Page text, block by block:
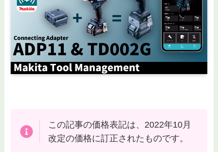
この記事の価格表記は、2022年10月
改定の価格に訂正されたものです。